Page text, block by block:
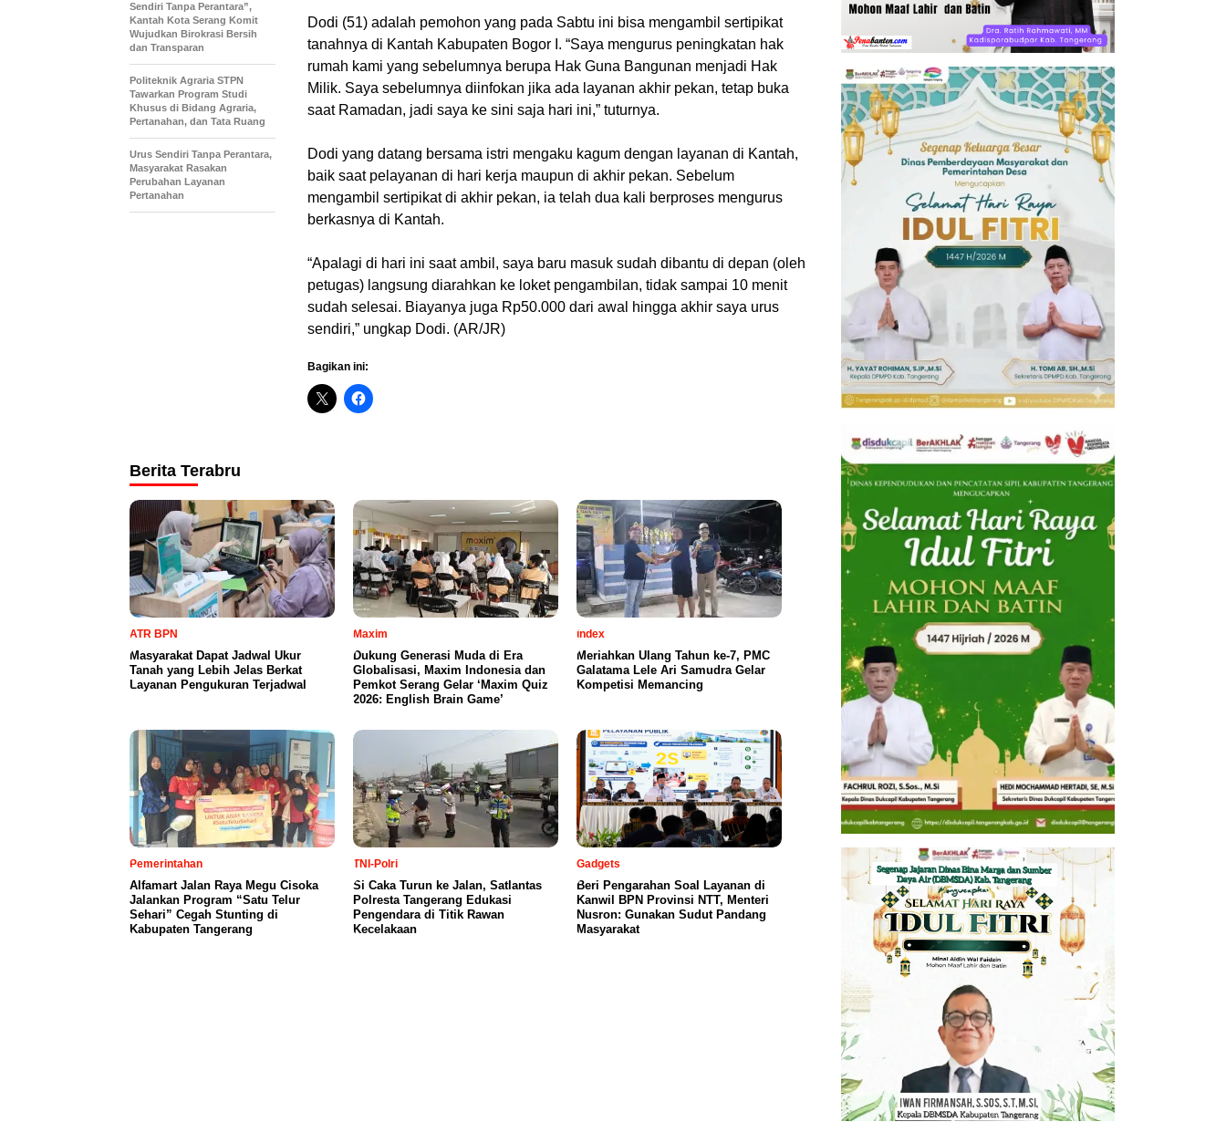
Dodi (51) adalah pemohon yang pada Sabtu ini bisa mengambil sertipikat
tanahnya di Kantah Kabupaten Bogor I. “Saya mengurus peningkatan hak
rumah kami yang sebelumnya berupa Hak Guna Bangunan menjadi Hak
Milik. Saya sebelumnya diinfokan jika ada layanan akhir pekan, tetap buka
saat Ramadan, jadi saya ke sini saja hari ini,” tuturnya.
Dodi yang datang bersama istri mengaku kagum dengan layanan di Kantah,
baik saat pelayanan di hari kerja maupun di akhir pekan. Sebelum
mengambil sertipikat di akhir pekan, ia telah dua kali berproses mengurus
berkasnya di Kantah.
“Apalagi di hari ini saat ambil, saya baru masuk sudah dibantu di depan (oleh
petugas) langsung diarahkan ke loket pengambilan, tidak sampai 10 menit
sudah selesai. Biayanya juga Rp50.000 dari awal hingga akhir saya urus
sendiri,” ungkap Dodi. (AR/JR)
Bagikan ini:
Sendiri Tanpa Perantara”,
Kantah Kota Serang Komit
Wujudkan Birokrasi Bersih
dan Transparan
Politeknik Agraria STPN
Tawarkan Program Studi
Khusus di Bidang Agraria,
Pertanahan, dan Tata Ruang
Urus Sendiri Tanpa Perantara,
Masyarakat Rasakan
Perubahan Layanan
Pertanahan
Berita Terabru
ATR BPN
Masyarakat Dapat Jadwal Ukur
Tanah yang Lebih Jelas Berkat
Layanan Pengukuran Terjadwal
Maxim
Dukung Generasi Muda di Era
Globalisasi, Maxim Indonesia dan
Pemkot Serang Gelar ‘Maxim Quiz
2026: English Brain Game’
index
Meriahkan Ulang Tahun ke-7, PMC
Galatama Lele Ari Samudra Gelar
Kompetisi Memancing
Pemerintahan
Alfamart Jalan Raya Megu Cisoka
Jalankan Program “Satu Telur
Sehari” Cegah Stunting di
Kabupaten Tangerang
TNI-Polri
Si Caka Turun ke Jalan, Satlantas
Polresta Tangerang Edukasi
Pengendara di Titik Rawan
Kecelakaan
Gadgets
Beri Pengarahan Soal Layanan di
Kanwil BPN Provinsi NTT, Menteri
Nusron: Gunakan Sudut Pandang
Masyarakat